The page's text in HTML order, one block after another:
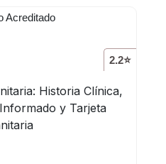
2.2⭐
Historia Clínica,
y Tarjeta